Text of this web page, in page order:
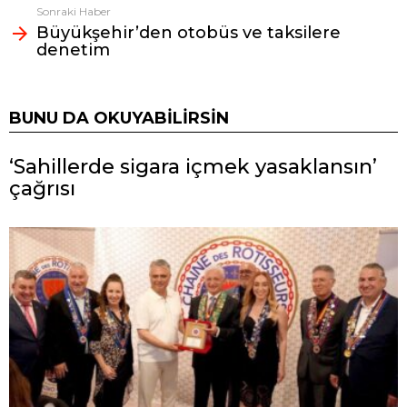
Sonraki Haber
Büyükşehir’den otobüs ve taksilere
denetim
BUNU DA OKUYABILIRSIN
‘Sahillerde sigara içmek yasaklansın’
çağrısı